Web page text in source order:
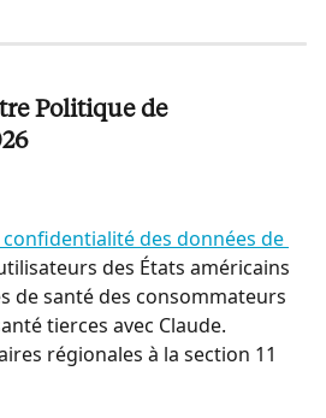
Politique de
des données de
des États américains
de santé des consommateurs
tierces avec Claude.
régionales à la section 11